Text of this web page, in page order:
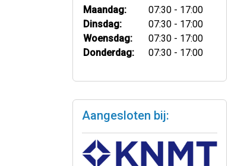
Maandag:
07:30 - 17:00
Dinsdag:
07:30 - 17:00
Woensdag:
07:30 - 17:00
Donderdag:
07:30 - 17:00
Aangesloten bij: